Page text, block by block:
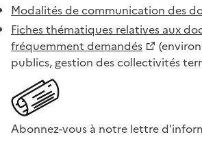
Modalités de communication des
Fiches thématiques relatives aux
fréquemment demandés
publics, gestion des collectivités
Abonnez-vous à notre lettre